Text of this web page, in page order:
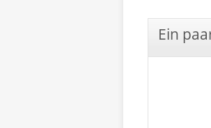
Ein